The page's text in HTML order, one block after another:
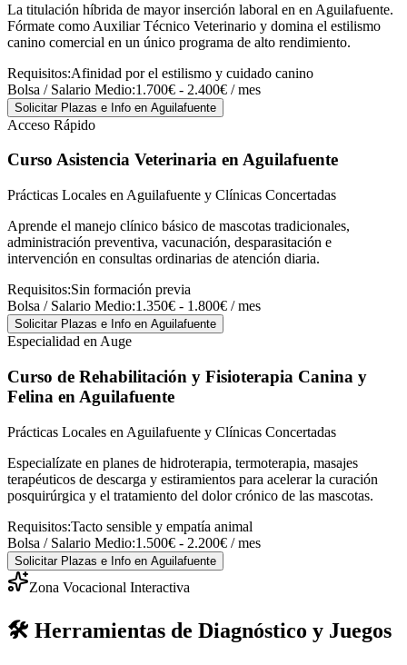
La titulación híbrida de mayor inserción laboral en en Aguilafuente.
Fórmate como Auxiliar Técnico Veterinario y domina el estilismo
canino comercial en un único programa de alto rendimiento.
Requisitos:Afinidad por el estilismo y cuidado canino
Bolsa / Salario Medio:1.700€ - 2.400€ / mes
Solicitar Plazas e Info en Aguilafuente
Acceso Rápido
Curso Asistencia Veterinaria en Aguilafuente
Prácticas Locales en Aguilafuente y Clínicas Concertadas
Aprende el manejo clínico básico de mascotas tradicionales,
administración preventiva, vacunación, desparasitación e
intervención en consultas ordinarias de atención diaria.
Requisitos:Sin formación previa
Bolsa / Salario Medio:1.350€ - 1.800€ / mes
Solicitar Plazas e Info en Aguilafuente
Especialidad en Auge
Curso de Rehabilitación y Fisioterapia Canina y
Felina en Aguilafuente
Prácticas Locales en Aguilafuente y Clínicas Concertadas
Especialízate en planes de hidroterapia, termoterapia, masajes
terapéuticos de descarga y estiramientos para acelerar la curación
posquirúrgica y el tratamiento del dolor crónico de las mascotas.
Requisitos:Tacto sensible y empatía animal
Bolsa / Salario Medio:1.500€ - 2.200€ / mes
Solicitar Plazas e Info en Aguilafuente
Zona Vocacional Interactiva
🛠️ Herramientas de Diagnóstico y Juegos